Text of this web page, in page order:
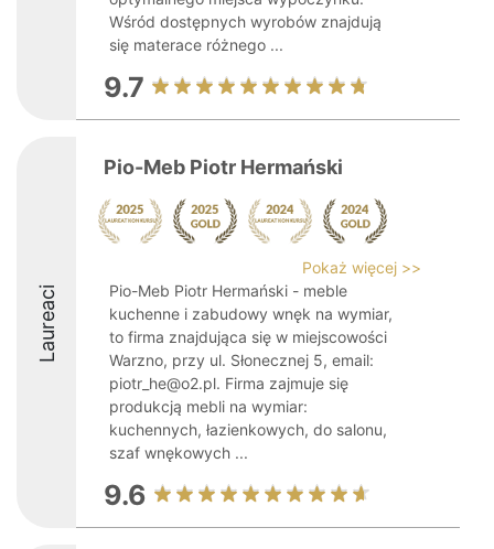
Wśród dostępnych wyrobów znajdują
się materace różnego ...
9.7
Laureaci
Pio-Meb Piotr Hermański
Pokaż więcej >>
Pio-Meb Piotr Hermański - meble
kuchenne i zabudowy wnęk na wymiar,
to firma znajdująca się w miejscowości
Warzno, przy ul. Słonecznej 5, email:
piotr_he@o2.pl. Firma zajmuje się
produkcją mebli na wymiar:
kuchennych, łazienkowych, do salonu,
szaf wnękowych ...
9.6